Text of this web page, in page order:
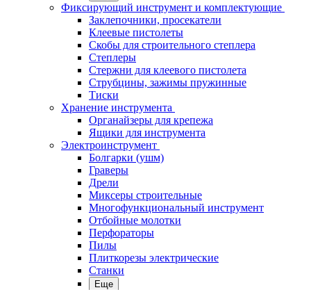
Фиксирующий инструмент и комплектующие
Заклепочники, просекатели
Клеевые пистолеты
Скобы для строительного степлера
Степлеры
Стержни для клеевого пистолета
Струбцины, зажимы пружинные
Тиски
Хранение инструмента
Органайзеры для крепежа
Ящики для инструмента
Электроинструмент
Болгарки (ушм)
Граверы
Дрели
Миксеры строительные
Многофункциональный инструмент
Отбойные молотки
Перфораторы
Пилы
Плиткорезы электрические
Станки
Еще